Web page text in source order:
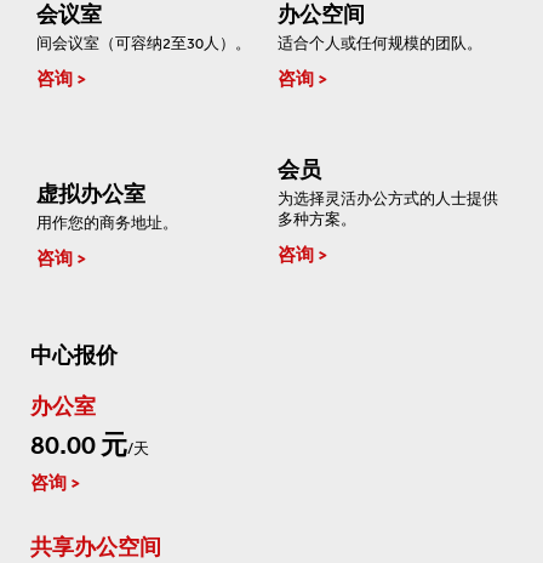
会议室
间会议室（可容纳2至30人）。
咨询
办公空间
适合个人或任何规模的团队。
咨询
虚拟办公室
用作您的商务地址。
咨询
会员
为选择灵活办公方式的人士提供
多种方案。
咨询
中心报价
办公室
80.00 元/天
咨询
共享办公空间